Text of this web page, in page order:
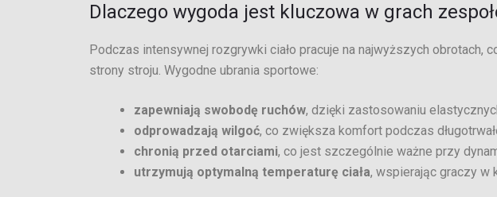
Dlaczego wygoda jest kluczowa w grach
Podczas intensywnej rozgrywki ciało pracuje na najwyższych obrotach,
strony stroju. Wygodne ubrania sportowe:
zapewniają swobodę ruchów, dzięki zastosowaniu
odprowadzają wilgoć, co zwiększa komfort podczas
chronią przed otarciami, co jest szczególnie ważne przy
utrzymują optymalną temperaturę ciała, wspierając graczy w